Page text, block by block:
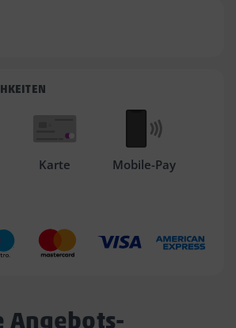
Karte Mobile-Pay
Angebots-